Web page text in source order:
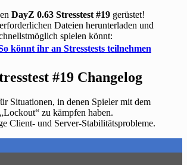
DayZ 0.63 Stresstest #19gerüstet!
Dateien herunterladen und
spielen könnt:
könnt ihr an Stresstests teilnehmen
#19 Changelog
Situationen, in denen Spieler mit dem
zu kämpfen haben.
Client- und Server-Stabilitätsprobleme.